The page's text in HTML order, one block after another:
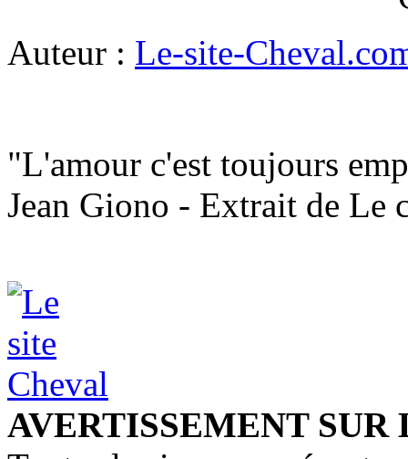
Auteur : Le-site-
"L'amour c'est toujours
Jean Giono - Extrait de Le
AVERTISSEMENT